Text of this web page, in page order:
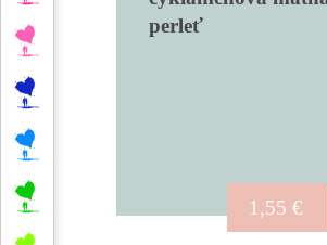
perleť
1,55 €